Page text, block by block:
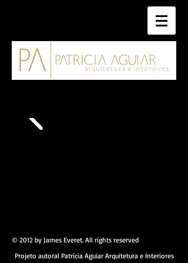
© 2012 by James Everet. All rights reserved
Projeto autoral Patrícia Aguiar Arquitetura e Interiores